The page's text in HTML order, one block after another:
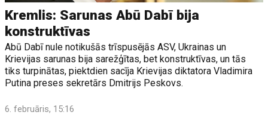
Kremlis: Sarunas Abū Dabī bija
konstruktīvas
Abū Dabī nule notikušās trīspusējās ASV, Ukrainas un
Krievijas sarunas bija sarežģītas, bet konstruktīvas, un tās
tiks turpinātas, piektdien sacīja Krievijas diktatora Vladimira
Putina preses sekretārs Dmitrijs Peskovs.
6. februāris, 15:16